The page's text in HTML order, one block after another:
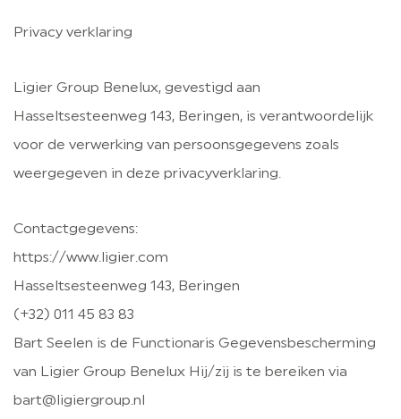
CONTACT
Privacy verklaring
Ligier Group Benelux, gevestigd aan
Hasseltsesteenweg 143, Beringen, is verantwoordelijk
voor de verwerking van persoonsgegevens zoals
weergegeven in deze privacyverklaring.
Contactgegevens:
https://www.ligier.com
Hasseltsesteenweg 143, Beringen
(+32) 011 45 83 83
Bart Seelen is de Functionaris Gegevensbescherming
van Ligier Group Benelux Hij/zij is te bereiken via
bart@ligiergroup.nl